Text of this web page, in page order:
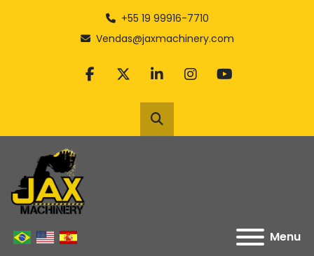
+55 19 99916-7710
Vendas@jaxmachinery.com
facebook
twitterlinkedininstagram
youtube
Pesquisar
Menu